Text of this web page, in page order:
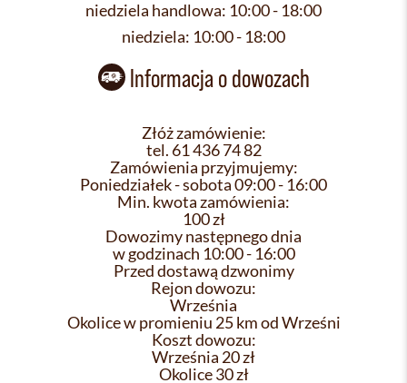
niedziela handlowa: 10:00 - 18:00
niedziela: 10:00 - 18:00
Informacja o dowozach
Złóż zamówienie:
tel. 61 436 74 82
Zamówienia przyjmujemy:
Poniedziałek - sobota 09:00 - 16:00
Min. kwota zamówienia:
100 zł
Dowozimy następnego dnia
w godzinach 10:00 - 16:00
Przed dostawą dzwonimy
Rejon dowozu:
Września
Okolice w promieniu 25 km od Wrześni
Koszt dowozu:
Września 20 zł
Okolice 30 zł